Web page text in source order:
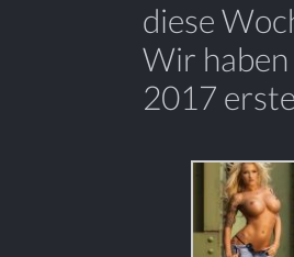
diese
Wir
2017